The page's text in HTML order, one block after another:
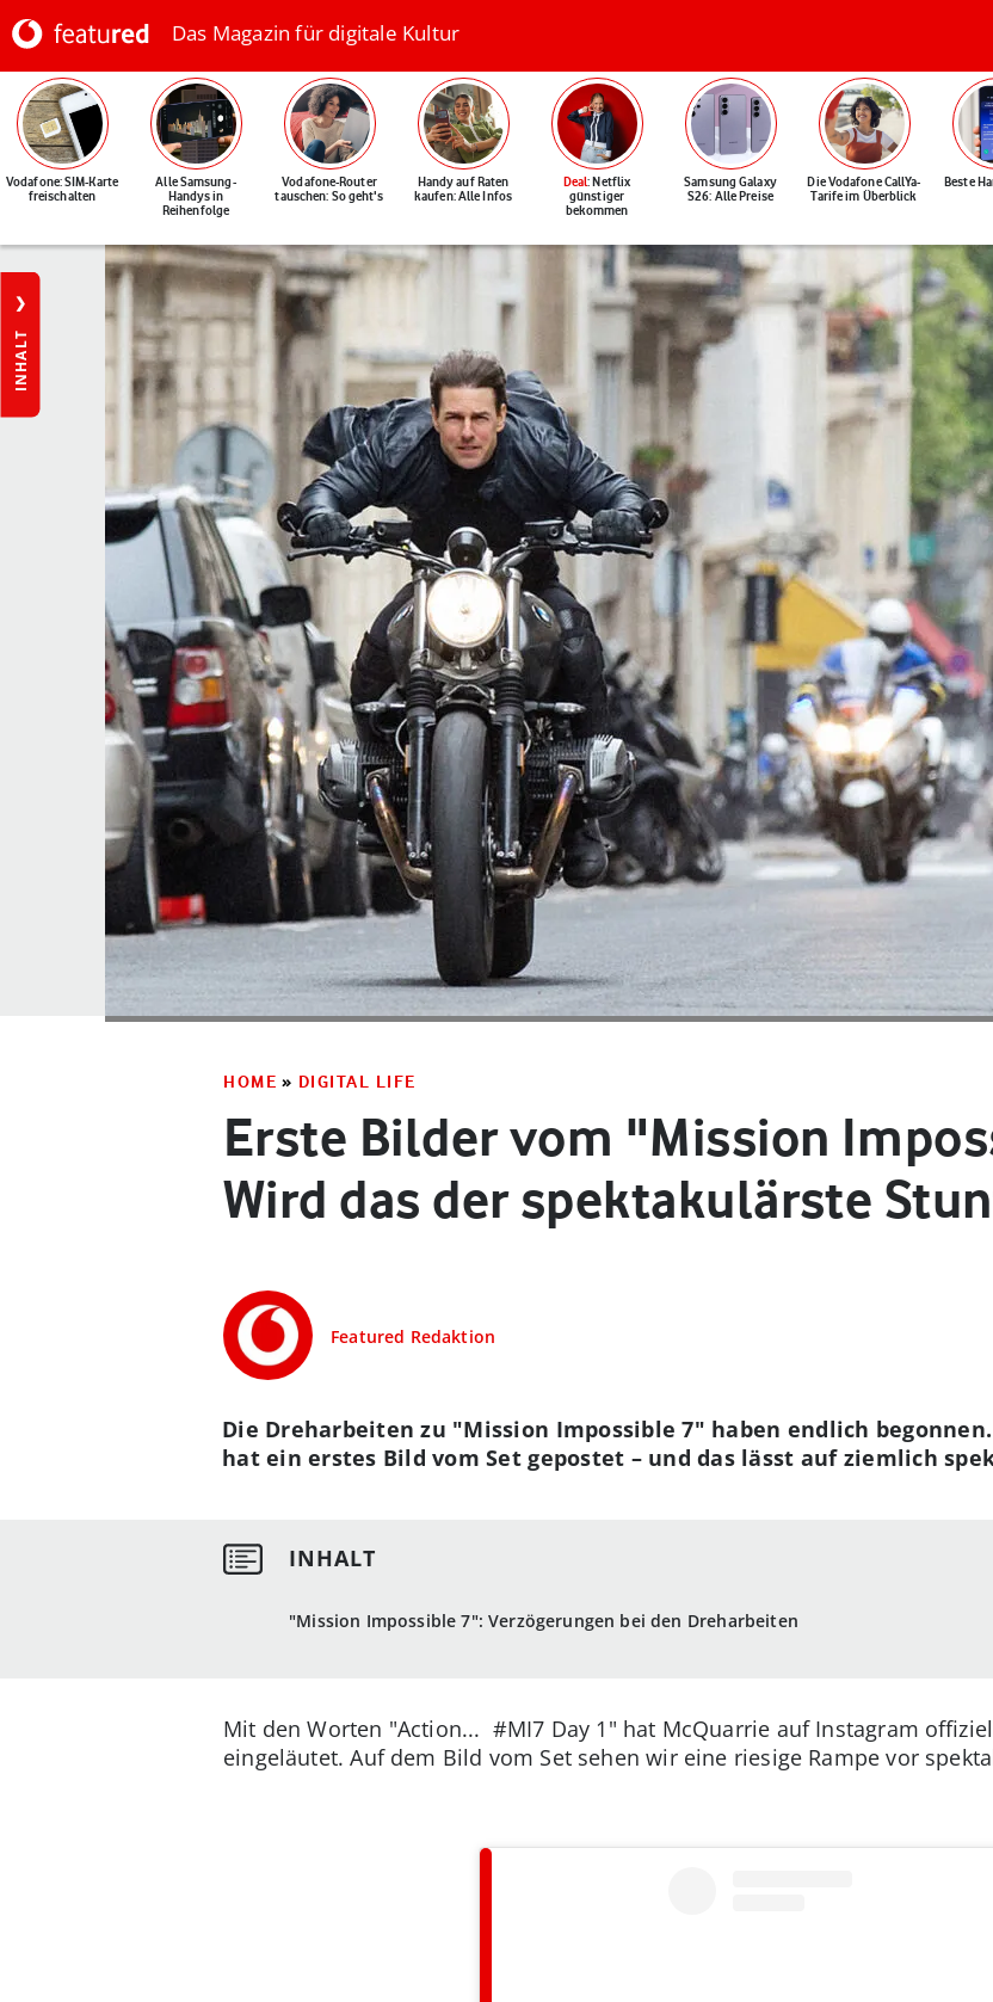
Das Magazin für digitale Kultur
Vodafone: SIM-Karte
freischalten
Alle Samsung-
Handys in
Reihenfolge
Vodafone-Router
tauschen: So geht's
Handy auf Raten
kaufen: Alle Infos
Deal: Netflix
günstiger
bekommen
Samsung Galaxy
S26: Alle Preise
Die Vodafone CallYa-
Tarife im Überblick
Beste
INHALT
HOME » DIGITAL LIFE
Erste Bilder vom "Mission
Wird das der spektakulärste
Featured Redaktion
"Mission Impossible 7": Verzögerungen bei den Dreharbeiten
Die Dreharbeiten zu "Mission Impossible 7" haben endlich
hat ein erstes Bild vom Set gepostet – und das lässt auf ziemlich
Mit den Worten "Action... #MI7 Day 1" hat McQuarrie auf Instagram
eingeläutet. Auf dem Bild vom Set sehen wir eine riesige Rampe vor